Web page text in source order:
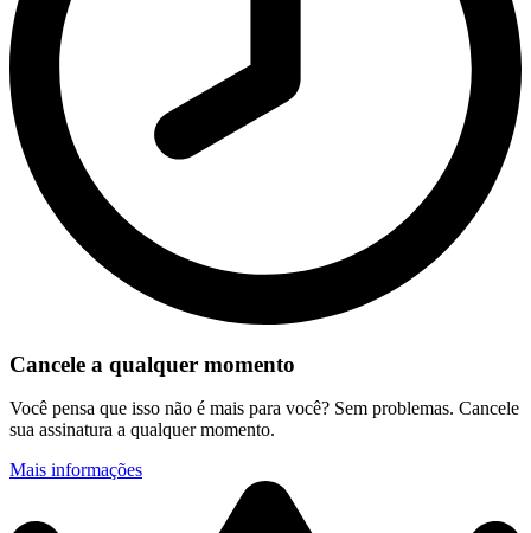
Cancele a qualquer momento
Você pensa que isso não é mais para você? Sem problemas. Cancele
sua assinatura a qualquer momento.
Mais informações